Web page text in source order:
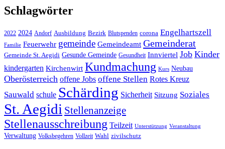
Schlagwörter
2022 2024 Andorf Ausbildung Bezirk Blutspenden corona Engelhartszell
Familie Feuerwehr gemeinde Gemeindeamt Gemeinderat
Gemeinde St. Aegidi Gesunde Gemeinde Gesundheit Innviertel Job Kinder
kindergarten Kirchenwirt Kundmachung Kurs Neubau
Oberösterreich offene Jobs offene Stellen Rotes Kreuz
Sauwald schule Schärding Sicherheit Sitzung Soziales
St. Aegidi Stellenanzeige
Stellenausschreibung Teilzeit Unterstützung Veranstaltung
Verwaltung Volksbegehren Vollzeit Wahl zivilschutz